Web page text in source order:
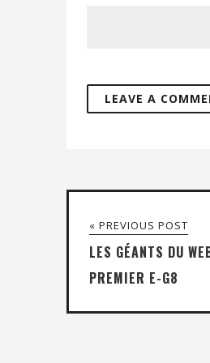
« PREVIOUS POST
LES GÉANTS DU
PREMIER E-G8